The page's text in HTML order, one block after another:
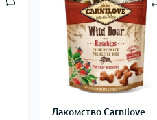
Лакомство Carnilove